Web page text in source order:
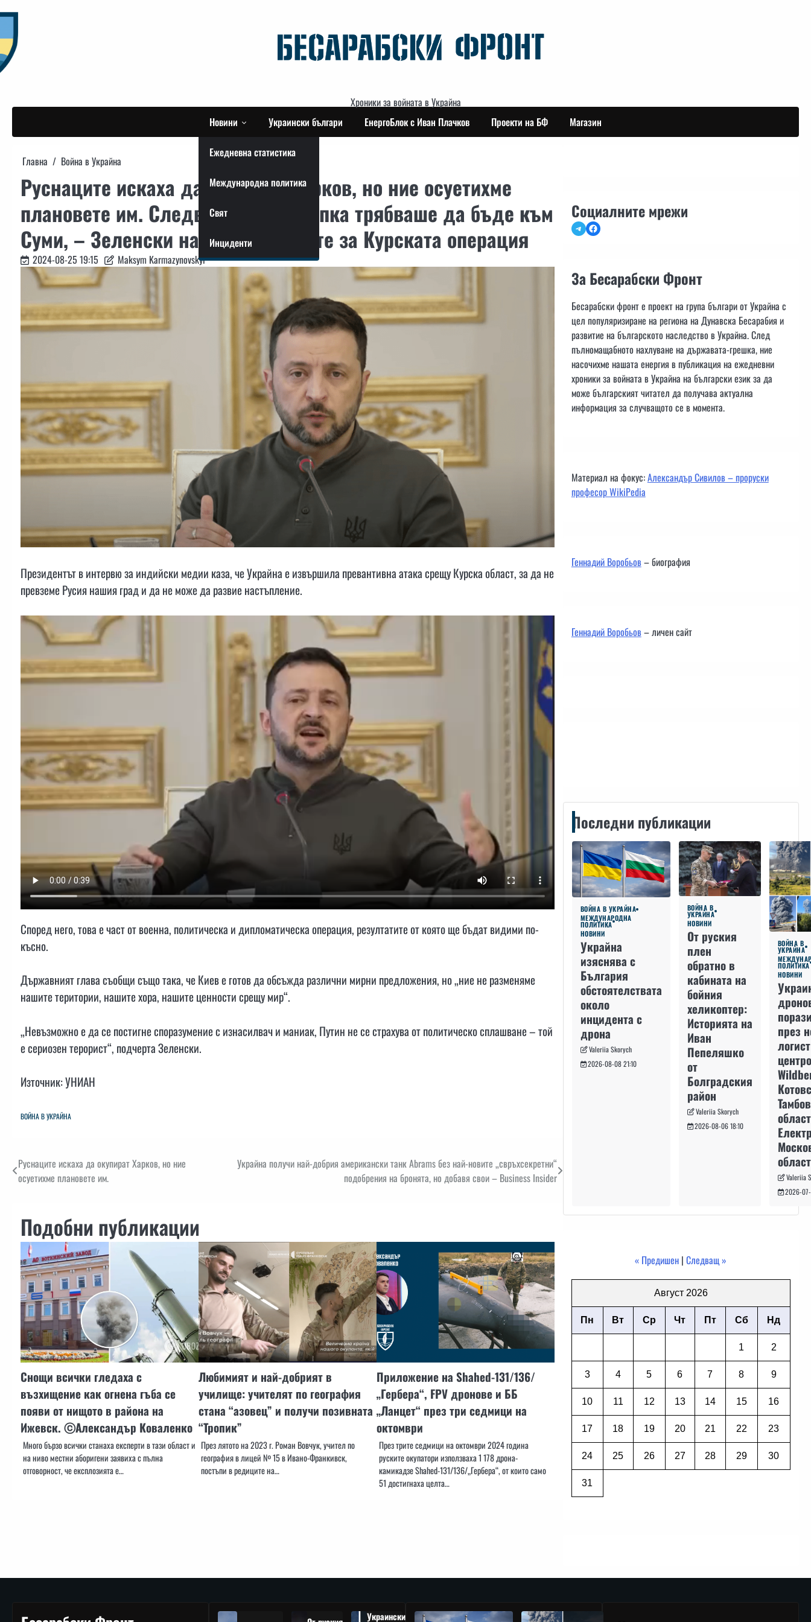
to
content
Хроники за войната в Украйна
Новини
Ежедневна статистика
Международна политика
Свят
Инциденти
Украински българи ЕнергоБлок с Иван Плачков Проекти на БФ Магазин
Главна Война в Украйна
Руснаците искаха да окупират Харков, но ние осуетихме
плановете им. Следващата им стъпка трябваше да бъде към
Суми, – Зеленски назова причините за Курската операция
2024-08-25 19:15 Maksym Karmazynovskyi
Президентът в интервю за индийски медии каза, че Украйна е извършила превантивна атака срещу Курска област, за да не
превземе Русия нашия град и да не може да развие настъпление.
Според него, това е част от военна, политическа и дипломатическа операция, резултатите от която ще бъдат видими по-
късно.
Държавният глава съобщи също така, че Киев е готов да обсъжда различни мирни предложения, но „ние не разменяме
нашите територии, нашите хора, нашите ценности срещу мир“.
„Невъзможно е да се постигне споразумение с изнасилвач и маниак, Путин не се страхува от политическо сплашване – той
е сериозен терорист“, подчерта Зеленски.
Източник: УНИАН
ВОЙНА В УКРАЙНА
Навигация
Руснаците искаха да окупират Харков, но ние
осуетихме плановете им.
Украйна получи най-добрия американски танк Abrams без най-новите „свръхсекретни“
подобрения на бронята, но добавя свои – Business Insider
Подобни публикации
Снощи всички гледаха с
възхищение как огнена гъба се
появи от нищото в района на
Ижевск. ⓒАлександър Коваленко
Много бързо всички станаха експерти в тази област и
на ниво местни аборигени заявиха с пълна
отговорност, че експлозията е…
Любимият и най-добрият в
училище: учителят по география
стана “азовец” и получи позивната
“Тропик”
През лятото на 2023 г. Роман Вовчук, учител по
география в лицей № 15 в Ивано-Франкивск,
постъпи в редиците на…
Приложение на Shahed-131/136/
„Гербера“, FPV дронове и ББ
„Ланцет“ през три седмици на
октомври
През трите седмици на октомври 2024 година
руските окупатори използваха 1 178 дрона-
камикадзе Shahed-131/136/„Гербера“, от които само
51 достигнаха целта…
Социалните мрежи
TelegramFacebook
За Бесарабски Фронт
Бесарабски фронт е проект на група българи от Украйна с
цел популяризиране на региона на Дунавска Бесарабия и
развитие на българското наследство в Украйна. След
пълномащабното нахлуване на държавата-грешка, ние
насочихме нашата енергия в публикация на ежедневни
хроники за войната в Украйна на български език за да
може българският читател да получава актуална
информация за случващото се в момента.
Материал на фокус:Александър Сивилов – проруски
професор WikiPedia
Геннадий Воробьов– биография
Геннадий Воробьов– личен сайт
Последни публикации
ВОЙНА В УКРАЙНА
МЕЖДУНАРОДНА
ПОЛИТИКА
НОВИНИ
Украйна
изяснява с
България
обстоятелствата
около
инцидента с
дрона
Valeriia Skorych
2026-08-08 21:10
ВОЙНА В
УКРАЙНА
НОВИНИ
От руския
плен
обратно в
кабината на
бойния
хеликоптер:
Историята на
Иван
Пепеляшко
от
Болградския
район
Valeriia Skorych
2026-08-06 18:10
ВОЙНА В
УКРАЙНА
ПОЛИТИКА
НОВИНИ
през
област
Valeriia
2026-
« Предишен |Следващ »
Август 2026
Пн Вт Ср Чт Пт Сб Нд
1 2
3 4 5 6 7 8 9
10 11 12 13 14 15 16
17 18 19 20 21 22 23
24 25 26 27 28 29 30
31
Украински